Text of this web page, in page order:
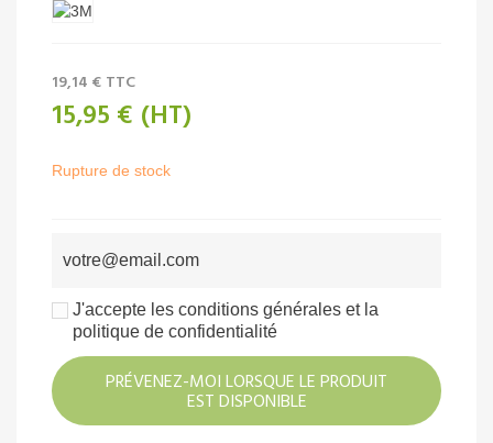
19,14 € TTC
15,95 € (HT)
Rupture de stock
J'accepte les conditions générales et la
politique de confidentialité
PRÉVENEZ-MOI LORSQUE LE PRODUIT
EST DISPONIBLE